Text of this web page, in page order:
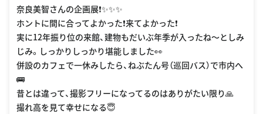
奈良美智さんの企画展❗️✨✨✨
ホントに間に合ってよかった❗️来てよかった❗️
実に12年振り位の来館、建物もだいぶ年季が入ったね〜としみ
じみ。しっかりしっかり堪能しました👀
併設のカフェで一休みしたら、ねぶたん号（巡回バス）で市内へ
🚌
昔とは違って、撮影フリーになってるのはありがたい限り🙏
撮れ高を見て幸せになる😇